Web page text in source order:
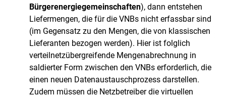
Bürgerenergiegemeinschaften), dann entstehen
Liefermengen, die für die VNBs nicht erfassbar sind
(im Gegensatz zu den Mengen, die von klassischen
Lieferanten bezogen werden). Hier ist folglich
verteilnetzübergreifende Mengenabrechnung in
saldierter Form zwischen den VNBs erforderlich, die
einen neuen Datenaustauschprozess darstellen.
Zudem müssen die Netzbetreiber die virtuellen